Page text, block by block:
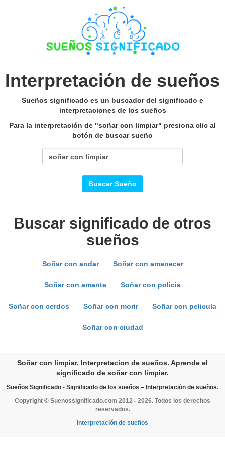
Interpretación de sueños
Sueños significado es un buscador del significado e
interpretaciones de los sueños
Para la interpretación de "soñar con limpiar" presiona clic al
botón de buscar sueño
Buscar Sueño
Buscar significado de otros
sueños
Soñar con andar Soñar con amanecer
Soñar con amante Soñar con policia
Soñar con cerdos Soñar con morir Soñar con pelicula
Soñar con ciudad
Soñar con limpiar. Interpretacion de sueños. Aprende el
significado de soñar con limpiar.
Sueños Significado - Significado de los sueños – Interpretación de sueños.
Copyright © Suenossignificado.com 2012 - 2026. Todos los derechos
reservados.
Interpretación de sueños